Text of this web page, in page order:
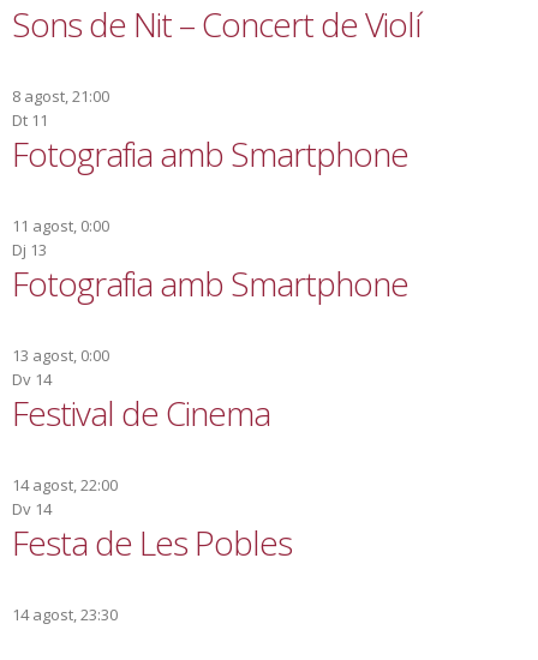
Sons de Nit – Concert de Violí
8 agost, 21:00
Dt 11
Fotografia amb Smartphone
11 agost, 0:00
Dj 13
Fotografia amb Smartphone
13 agost, 0:00
Dv 14
Festival de Cinema
14 agost, 22:00
Dv 14
Festa de Les Pobles
14 agost, 23:30